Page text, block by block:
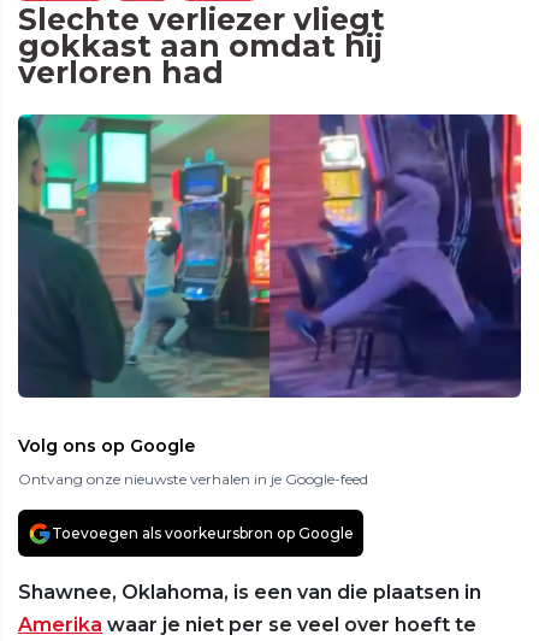
Slechte verliezer vliegt
gokkast aan omdat hij
verloren had
Volg ons op Google
Ontvang onze nieuwste verhalen in je Google-feed
Toevoegen als voorkeursbron op Google
Shawnee, Oklahoma, is een van die plaatsen in
Amerika waar je niet per se veel over hoeft te